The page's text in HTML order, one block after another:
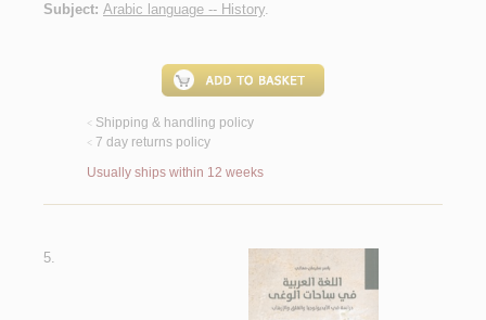
Subject: Arabic language -- History.
< Shipping & handling policy
< 7 day returns policy
Usually ships within 12 weeks
5.